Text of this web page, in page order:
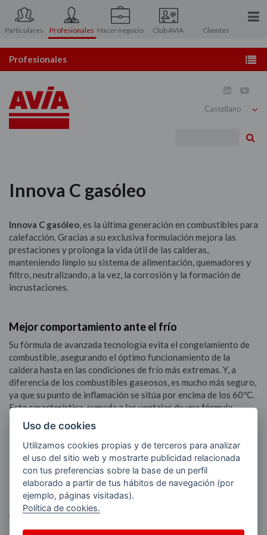
 
Particulares Profesionales Hacer negocio Club AVIA Clientes
Profesionales
Estaciones de servicio
Distribución de gasóleo
Atención al usuario
Innova C gasóleo
Innova C gasóleo, es la última generación en combustibles para
calefacción. Gracias a su exclusiva formulación mejora las
prestaciones y prolonga la vida útil de las calderas,
manteniendo limpio su sistema de alimentación, quemadores y
filtro, neutralizando, a la vez, la corrosión y la formación de
incrustaciones.
Mejor comportamiento ante el frío
Su fórmula de avanzada tecnología evita el congelamiento de
combustible, asegurando el óptimo funcionamiento de la
caldera hasta en las condiciones de frío más extremas. Y, a
diferencia de los combustibles gaseosos, es mucho más seguro,
ya que su punto de inflamación se sitúa por encima de los 60ºC.
Esta característica, sumada a las ventajas de una fórmula
especialmente diseñada para lograr el mejor rendimiento de la
caldera, aleja cualquier riesgo de incidencia en conductos y
filtro.
Más económico y ecológico
Innova C Gasóleo, además de minimizar los costes de
mantenimiento de las instalaciones, está especialmente
formulado para optimizar el rendimiento de la caldera, con una
Uso de cookies
Utilizamos cookies propias y de terceros para analizar
el uso del sitio web y mostrarte publicidad relacionada
con tus preferencias sobre la base de un perfil
elaborado a partir de tus hábitos de navegación (por
ejemplo, páginas visitadas).
Política de cookies.